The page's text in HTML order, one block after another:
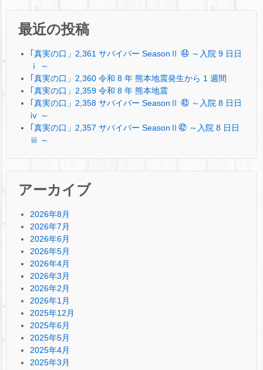
最近の投稿
｢真実の口」2,361 サバイバー SeasonⅡ ㊹ ～入院 9 日日
ⅰ ～
｢真実の口」2,360 令和 8 年 熊本地震発生から 1 週間
｢真実の口」2,359 令和 8 年 熊本地震
｢真実の口」2,358 サバイバー SeasonⅡ ㊸ ～入院 8 日日
ⅳ ～
｢真実の口」2,357 サバイバー SeasonⅡ㊷ ～入院 8 日日
ⅲ ～
アーカイブ
2026年8月
2026年7月
2026年6月
2026年5月
2026年4月
2026年3月
2026年2月
2026年1月
2025年12月
2025年6月
2025年5月
2025年4月
2025年3月